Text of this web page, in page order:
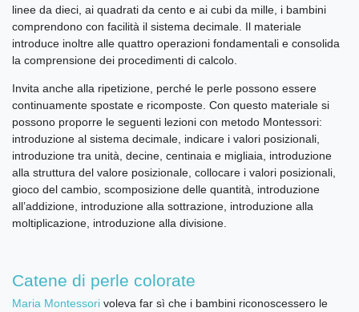
linee da dieci, ai quadrati da cento e ai cubi da mille, i bambini
comprendono con facilità il sistema decimale. Il materiale
introduce inoltre alle quattro operazioni fondamentali e consolida
la comprensione dei procedimenti di calcolo.
Invita anche alla ripetizione, perché le perle possono essere
continuamente spostate e ricomposte. Con questo materiale si
possono proporre le seguenti lezioni con metodo Montessori:
introduzione al sistema decimale, indicare i valori posizionali,
introduzione tra unità, decine, centinaia e migliaia, introduzione
alla struttura del valore posizionale, collocare i valori posizionali,
gioco del cambio, scomposizione delle quantità, introduzione
all’addizione, introduzione alla sottrazione, introduzione alla
moltiplicazione, introduzione alla divisione.
Catene di perle colorate
Maria Montessori voleva far sì che i bambini riconoscessero le